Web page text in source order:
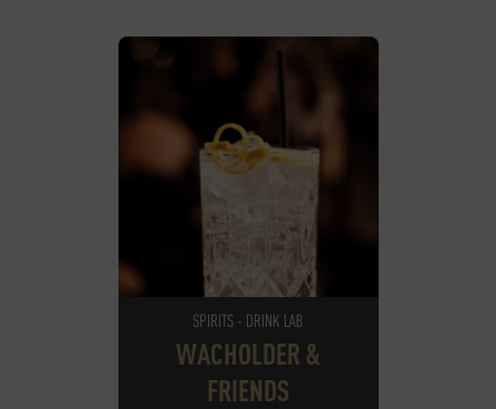
SPIRITS - DRINK LAB
WACHOLDER &
FRIENDS